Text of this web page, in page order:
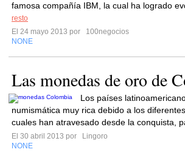
famosa compañía IBM, la cual ha logrado
resto
El 24 mayo 2013 por
100negocios
NONE
Las monedas de oro de
Los países
numismática muy rica debido a los
cuales han atravesado desde la conquista,
El 30 abril 2013 por
Lingoro
NONE